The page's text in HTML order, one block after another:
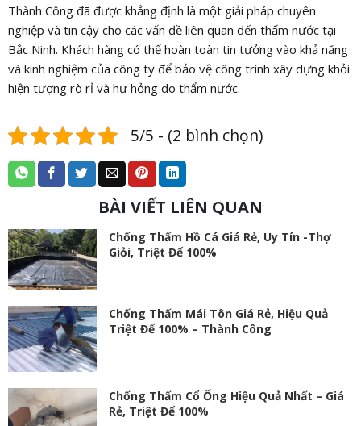
Thành Công đã được khẳng định là một giải pháp chuyên
nghiệp và tin cậy cho các vấn đề liên quan đến thấm nước tại
Bắc Ninh. Khách hàng có thể hoàn toàn tin tưởng vào khả năng
và kinh nghiệm của công ty để bảo vệ công trình xây dựng khỏi
hiện tượng rò rỉ và hư hỏng do thẩm nước.
5/5 - (2 bình chọn)
BÀI VIẾT LIÊN QUAN
Chống Thấm Hồ Cá Giá Rẻ, Uy Tín -Thợ
Giỏi, Triệt Để 100%
Chống Thấm Mái Tôn Giá Rẻ, Hiệu Quả
Triệt Để 100% – Thành Công
Chống Thấm Cổ Ống Hiệu Quả Nhất – Giá
Rẻ, Triệt Để 100%